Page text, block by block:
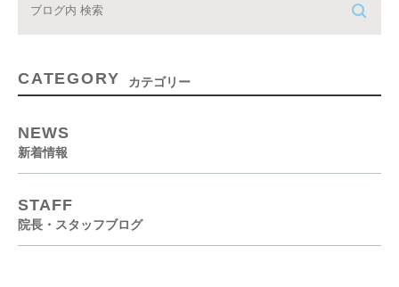
CATEGORY カテゴリー
NEWS
新着情報
STAFF
院長・スタッフブログ